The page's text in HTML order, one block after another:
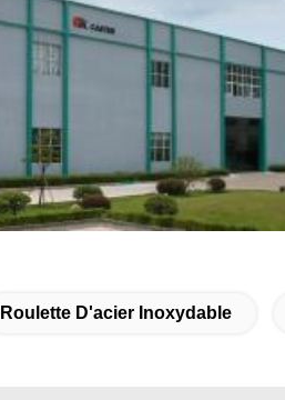
Roulette D'acier Inoxydable